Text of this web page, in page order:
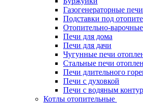
Газогенераторные
Подставки под
Отопительно-
Печи для дома
Печи для дачи
Чугунные печи
Стальные печи
Печи длительного
Печи с духовкой
Печи с водяным
Котлы отопительные